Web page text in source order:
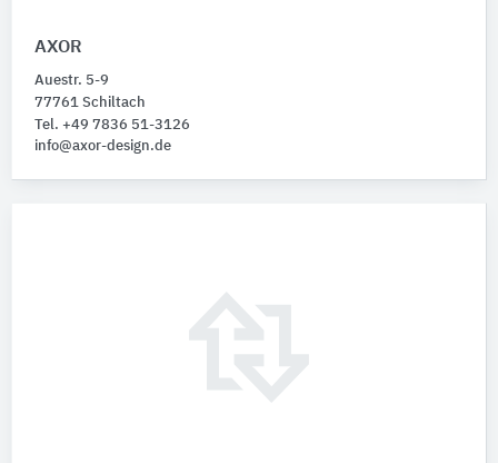
AXOR
Auestr. 5-9
77761 Schiltach
Tel. +49 7836 51-3126
info@axor-design.de